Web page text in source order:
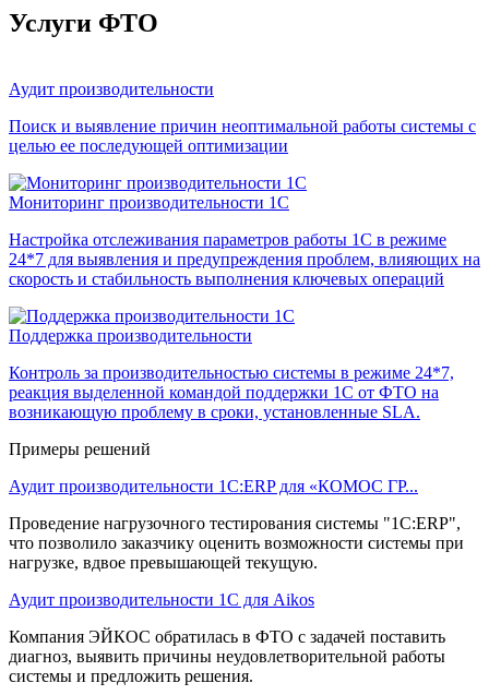
Услуги ФТО
Аудит производительности
Поиск и выявление причин неоптимальной работы системы с
целью ее последующей оптимизации
Мониторинг производительности 1С
Настройка отслеживания параметров работы 1С в режиме
24*7 для выявления и предупреждения проблем, влияющих на
скорость и стабильность выполнения ключевых операций
Поддержка производительности
Контроль за производительностью системы в режиме 24*7,
реакция выделенной командой поддержки 1С от ФТО на
возникающую проблему в сроки, установленные SLA.
Примеры решений
Аудит производительности 1С:ERP для «КОМОС ГР...
Проведение нагрузочного тестирования системы "1С:ERP",
что позволило заказчику оценить возможности системы при
нагрузке, вдвое превышающей текущую.
Аудит производительности 1С для Aikos
Компания ЭЙКОС обратилась в ФТО с задачей поставить
диагноз, выявить причины неудовлетворительной работы
системы и предложить решения.